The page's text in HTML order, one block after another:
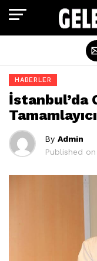
HABERLER
İstanbul’da
By Admin
Published on